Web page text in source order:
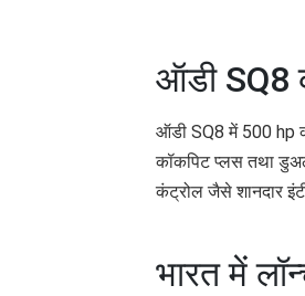
ऑडी SQ8
ऑडी SQ8 में 500 hp
कॉकपिट प्लस तथा
कंट्रोल जैसे शानदार
भारत में